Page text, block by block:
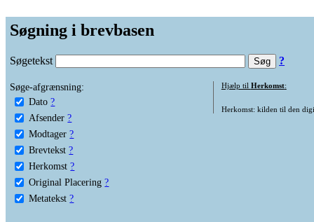
Søgning i brevbasen
Søgetekst ?
Søge-afgrænsning:
Dato ?
Afsender ?
Modtager ?
Brevtekst ?
Herkomst ?
Original Placering ?
Metatekst ?
Hjælp til Herkomst:
Herkomst: kilden til den